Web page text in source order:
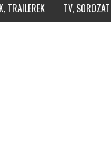
TRAILEREK TV, SOROZAT